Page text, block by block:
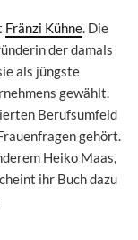
Fränzi Kühne. Die
der damals
als jüngste
gewählt.
Berufsumfeld
gehört.
Heiko Maas,
ihr Buch dazu